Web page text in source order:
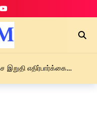
இறுதி எதிர்பார்க்கை